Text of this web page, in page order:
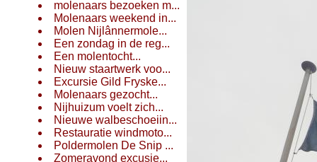
molenaars bezoeken m...
Molenaars weekend in...
Molen Nijlânnermole...
Een zondag in de reg...
Een molentocht...
Nieuw staartwerk voo...
Excursie Gild Fryske...
Molenaars gezocht...
Nijhuizum voelt zich...
Nieuwe walbeschoeiin...
Restauratie windmoto...
Poldermolen De Snip ...
Zomeravond excusie...